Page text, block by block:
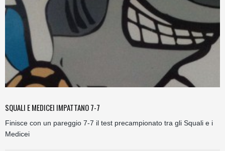
SQUALI E MEDICEI IMPATTANO 7-7
Finisce con un pareggio 7-7 il test precampionato tra gli Squali e i
Medicei